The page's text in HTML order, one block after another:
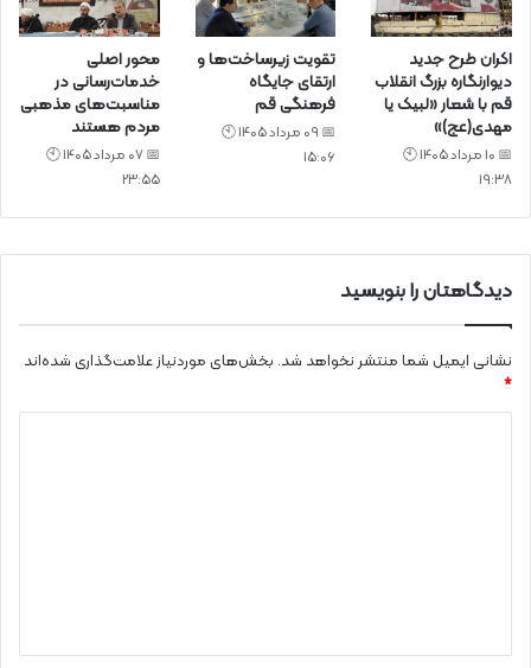
اکران طرح جدید
دیوارنگاره بزرگ انقلاب
قم با شعار «لبیک یا
مهدی(عج)»
📅 10 مرداد 1405 🕙
19:38
تقویت زیرساخت‌ها و
ارتقای جایگاه
فرهنگی قم
📅 09 مرداد 1405 🕙
15:06
محور اصلی
خدمات‌رسانی در
مناسبت‌های مذهبی
مردم هستند
📅 07 مرداد 1405 🕙
23:55
دیدگاهتان را بنویسید
نشانی ایمیل شما منتشر نخواهد شد. بخش‌های موردنیاز علامت‌گذاری شده‌اند
*